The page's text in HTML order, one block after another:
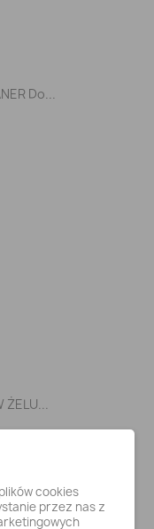
Do...
cookies
przez nas z